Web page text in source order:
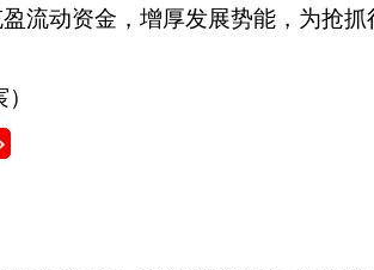
流动资金，增厚发展势能，为抢